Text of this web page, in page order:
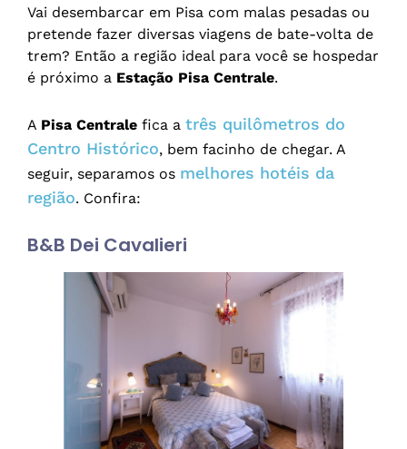
Vai desembarcar em Pisa com malas pesadas ou
pretende fazer diversas viagens de bate-volta de
trem? Então a região ideal para você se hospedar
é próximo a Estação Pisa Centrale.
A Pisa Centrale fica a três quilômetros do
Centro Histórico, bem facinho de chegar. A
seguir, separamos os melhores hotéis da
região. Confira:
B&B Dei Cavalieri